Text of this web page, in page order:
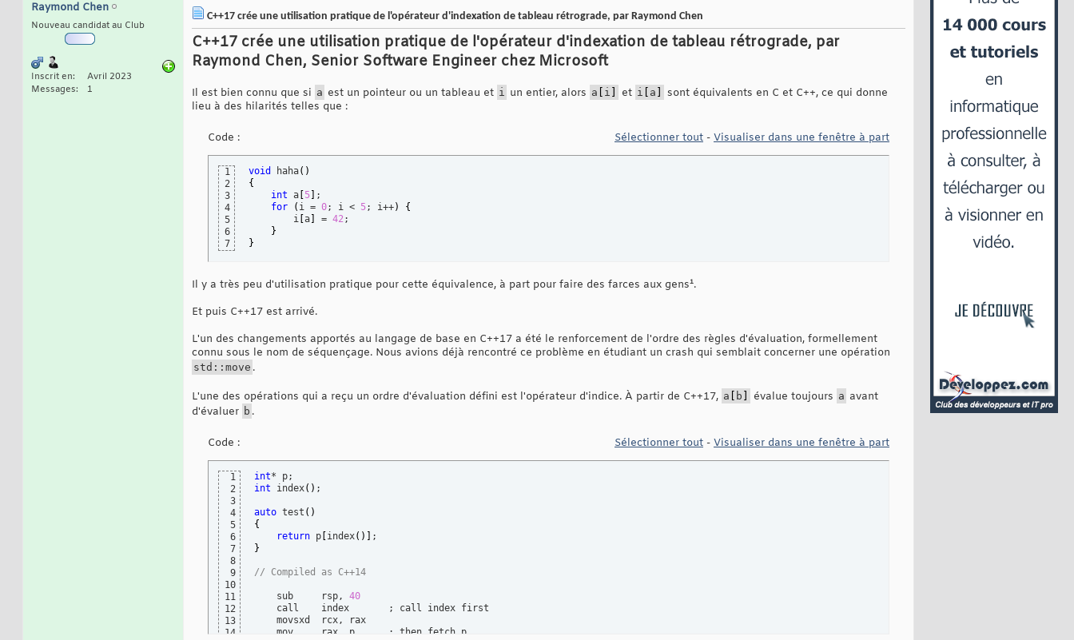
Raymond Chen
Nouveau candidat au Club
Inscrit en
Avril 2023
Messages
1
C++17 crée une utilisation pratique de l'opérateur d'indexation de tableau rétrograde, par Raymond Chen
C++17 crée une utilisation pratique de l'opérateur d'indexation de tableau rétrograde, par
Raymond Chen, Senior Software Engineer chez Microsoft
Il est bien connu que si a est un pointeur ou un tableau et i un entier, alors a i et i a
sont équivalents en C et C++, ce qui donne
lieu à des hilarités telles que :
Code : Sélectionner tout - Visualiser dans une fenêtre à part
1
2
3
4
5
6
7
void haha( )
{
int a 5
;
for
( i = 0; i < 5; i++)
{
        i
a = 42;
}
}
Il y a très peu d'utilisation pratique pour cette équivalence, à part pour faire des farces aux gens¹.
Et puis C++17 est arrivé.
L'un des changements apportés au langage de base en C++17 a été le renforcement de l'ordre des règles d'évaluation, formellement
connu sous le nom de séquençage. Nous avions déjà rencontré ce problème en étudiant un crash qui semblait concerner une opération
std::move .
L'une des opérations qui a reçu un ordre d'évaluation défini est l'opérateur d'indice. À partir de C++17, a b évalue toujours a avant
d'évaluer b .
Code : Sélectionner tout - Visualiser dans une fenêtre à part
1
2
3
4
5
6
7
8
9
10
11
12
13
14
int
int index( ) ;
auto test ( )
{
return p index( )
}
// Compiled as C++14
    sub     rsp,
40
    call    index       ; call index first
    movsxd  rcx, rax
    mov     rax, p      ; then fetch p